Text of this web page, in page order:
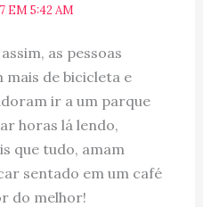
EM 5:42 AM
as pessoas
mais de bicicleta e
ir a um parque
horas lá lendo,
que tudo, amam
sentado em um café
do melhor!